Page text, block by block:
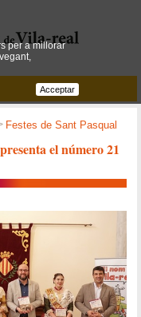
Festes de Sant Pasqual
el número 21
per a millorar
Acceptar